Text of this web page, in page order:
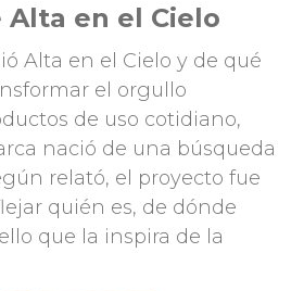
Alta en el Cielo
Alta en el Cielo y de qué
el orgullo
de uso cotidiano,
nació de una búsqueda
relató, el proyecto fue
quién es, de dónde
que la inspira de la